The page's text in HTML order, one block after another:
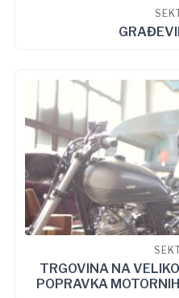
TRGOVINA NA
POPRAVKA